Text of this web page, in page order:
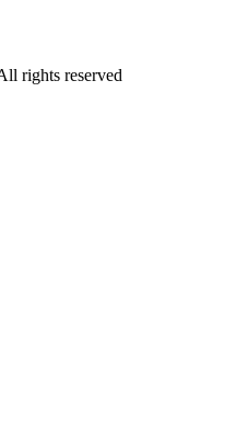
rights reserved